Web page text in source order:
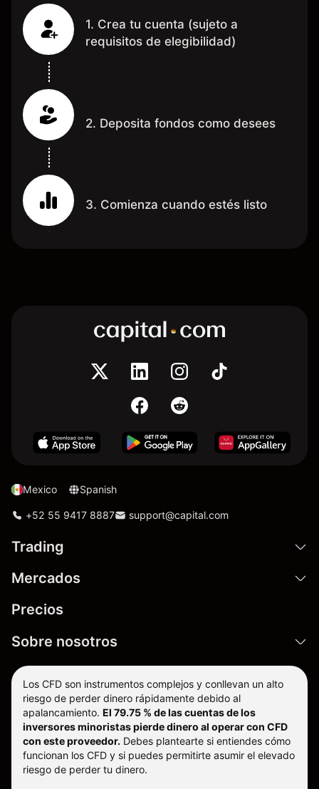
1. Crea tu cuenta (sujeto a
requisitos de elegibilidad)
2. Deposita fondos como desees
3. Comienza cuando estés listo
Mexico Spanish
+52 55 9417 8887 support@capital.com
Trading
Mercados
Precios
Sobre nosotros
Los CFD son instrumentos complejos y conllevan un alto
riesgo de perder dinero rápidamente debido al
apalancamiento. El 79.75 % de las cuentas de los
inversores minoristas pierde dinero al operar con CFD
con este proveedor. Debes plantearte si entiendes cómo
funcionan los CFD y si puedes permitirte asumir el elevado
riesgo de perder tu dinero.